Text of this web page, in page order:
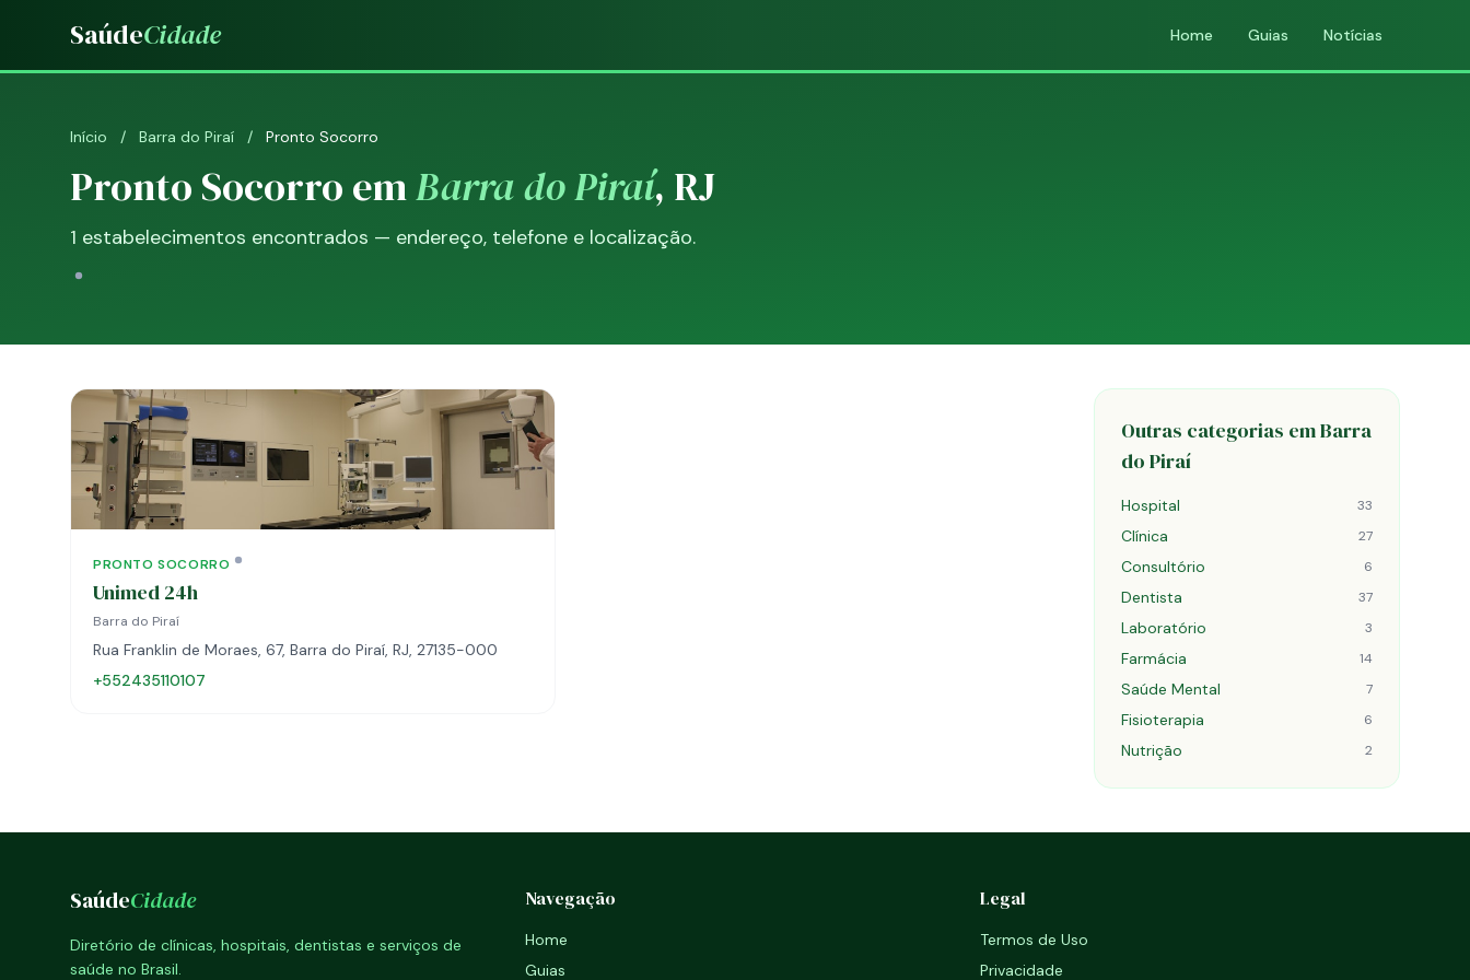
SaúdeCidade Home Guias Notícias
Início / Barra do Piraí / Pronto Socorro
Pronto Socorro emBarra do Piraí, RJ
1 estabelecimentos encontrados — endereço, telefone e localização.
PRONTO SOCORRO
Unimed 24h
Barra do Piraí
Rua Franklin de Moraes, 67, Barra do Piraí, RJ, 27135-000
+552435110107
Outras categorias em Barra
do Piraí
Hospital 33
Clínica 27
Consultório 6
Dentista 37
Laboratório 3
Farmácia 14
Saúde Mental 7
Fisioterapia 6
Nutrição 2
SaúdeCidade
Diretório de clínicas, hospitais, dentistas e serviços de
saúde no Brasil.
Navegação
Home
Guias
Legal
Termos de Uso
Privacidade